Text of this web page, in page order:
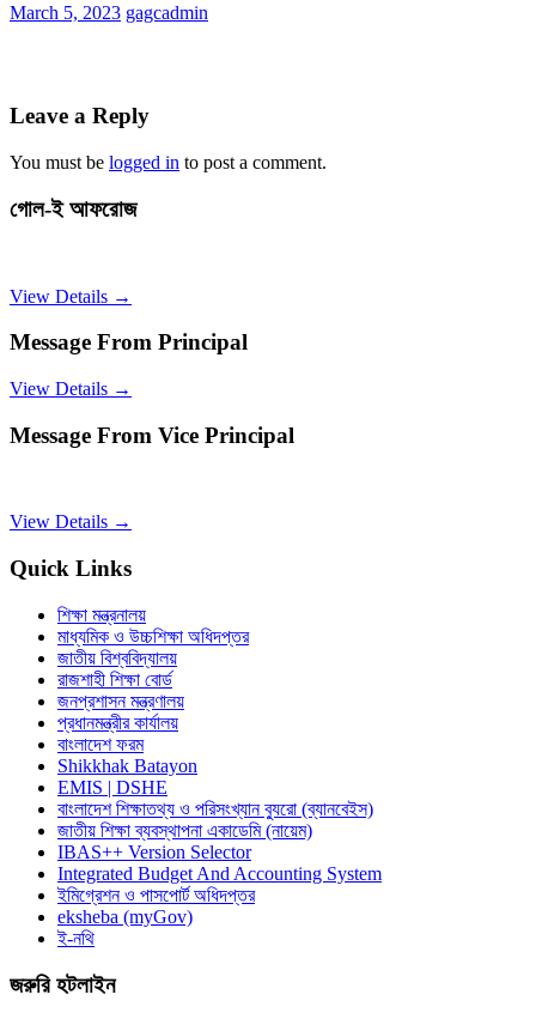
March 5, 2023 gagcadmin
Leave a Reply
You must be logged in to post a comment.
গোল-ই আফরোজ
View Details →
Message From Principal
View Details →
Message From Vice Principal
View Details →
Quick Links
শিক্ষা মন্ত্রনালয়
মাধ্যমিক ও উচ্চশিক্ষা অধিদপ্তর
জাতীয় বিশ্ববিদ্যালয়
রাজশাহী শিক্ষা বোর্ড
জনপ্রশাসন মন্ত্রণালয়
প্রধানমন্ত্রীর কার্যালয়
বাংলাদেশ ফরম
Shikkhak Batayon
EMIS | DSHE
বাংলাদেশ শিক্ষাতথ্য ও পরিসংখ্যান ব্যুরো (ব্যানবেইস)
জাতীয় শিক্ষা ব্যবস্থাপনা একাডেমি (নায়েম)
IBAS++ Version Selector
Integrated Budget And Accounting System
ইমিগ্রেশন ও পাসপোর্ট অধিদপ্তর
eksheba (myGov)
ই-নথি
জরুরি হটলাইন